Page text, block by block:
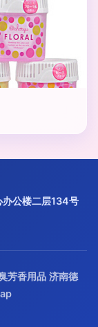
办公楼二层134号
芳香用品 济南德